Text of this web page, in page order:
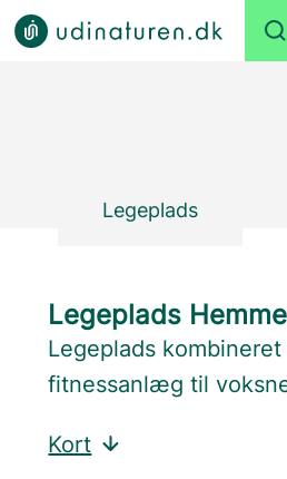
Legeplads
Legeplads
Legeplads
fitnessanlæg til
Kort